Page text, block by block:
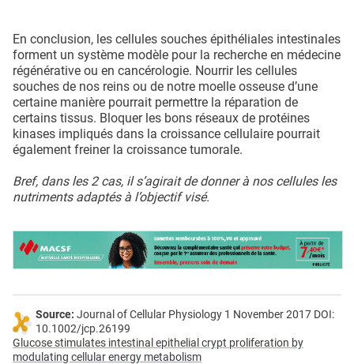
En conclusion, les cellules souches épithéliales intestinales
forment un système modèle pour la recherche en médecine
régénérative ou en cancérologie. Nourrir les cellules
souches de nos reins ou de notre moelle osseuse d’une
certaine manière pourrait permettre la réparation de
certains tissus. Bloquer les bons réseaux de protéines
kinases impliqués dans la croissance cellulaire pourrait
également freiner la croissance tumorale.
Bref, dans les 2 cas, il s’agirait de donner à nos cellules les
nutriments adaptés à l’objectif visé.
Source: Journal of Cellular Physiology 1 November 2017 DOI:
10.1002/jcp.26199
Glucose stimulates intestinal epithelial crypt proliferation by
modulating cellular energy metabolism